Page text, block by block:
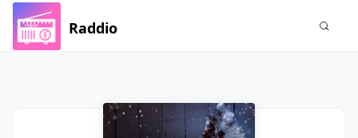
Raddio